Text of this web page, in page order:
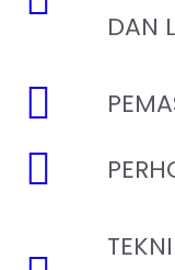
DAN